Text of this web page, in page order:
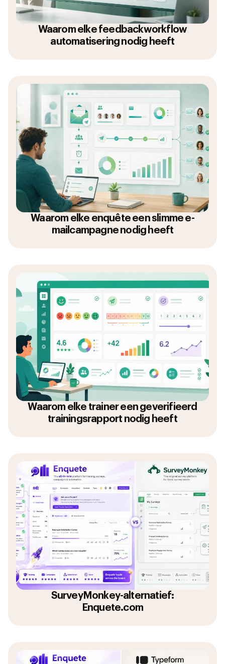
Waarom elke feedbackworkflow
automatisering nodig heeft
Waarom elke enquête een slimme e-
mailcampagne nodig heeft
Waarom elke trainer een geverifieerd
trainingsrapport nodig heeft
SurveyMonkey-alternatief:
Enquete.com